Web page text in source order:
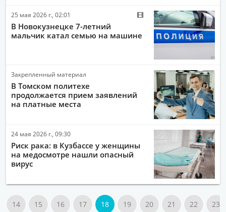
25 мая 2026 г., 02:01
В Новокузнецке 7-летний
мальчик катал семью на машине
Закрепленный материал
В Томском политехе
продолжается прием заявлений
на платные места
24 мая 2026 г., 09:30
Риск рака: в Кузбассе у женщины
на медосмотре нашли опасный
вирус
14 15 16 17 18 19 20 21 22 23